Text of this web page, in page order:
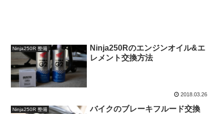
Ninja250R 整備
Ninja250Rのエンジンオイル&エ
レメント交換方法
2018.03.26
Ninja250R 整備
バイクのブレーキフルード交換